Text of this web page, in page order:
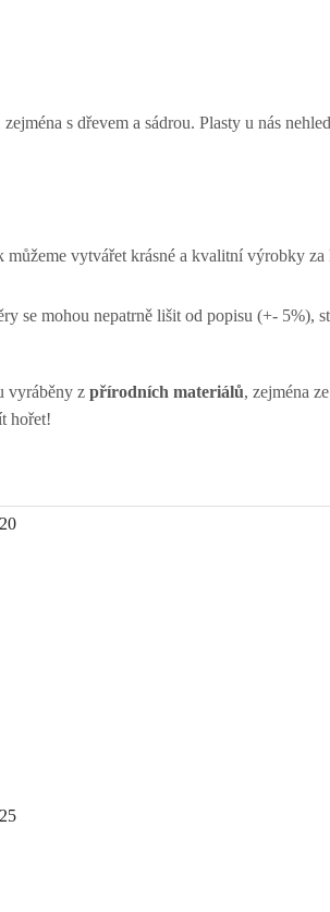
s dřevem a sádrou. Plasty u nás
vytvářet krásné a kvalitní výrobky za
se mohou nepatrně lišit od popisu (+- 5%),
vyráběny z přírodních materiálů, zejména ze
hořet!